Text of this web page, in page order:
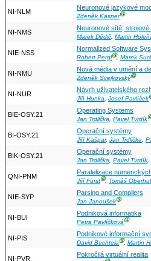
NI-NLM
Neuronové jazykové
Zdeněk KasnerⒼ
NI-NMS
Neuronové sítě,
Marek Dědič, Martin
NIE-NSS
Normalized Software
Robert PerglⒼ, Marek
NI-NMU
Nová média v umění a
Zdeněk SvejkovskýⒼ
NI-NUR
Návrh uživatelského
Jiří Hunka, Josef Pavlíček
BIE-OSY.21
Operating Systems
Jan Trdlička, Pavel Tvrdík
BI-OSY.21
Operační systémy
Jiří Kašpar, Jan Trdlička,
BIK-OSY.21
Operační systémy
Jan Trdlička, Pavel Tvrdík,
QNI-PNM
Paralelizace
Jiří FürstⒼ, Tomáš
NIE-SYP
Parsing and Compilers
Jan JanoušekⒼ
NI-BUI
Podniková informatika
Petra PavlíčkováⒼ
NI-PIS
Podnikové informační
David BuchtelaⒼ, Martin
NI-PVR
Pokročilá virtuální realita